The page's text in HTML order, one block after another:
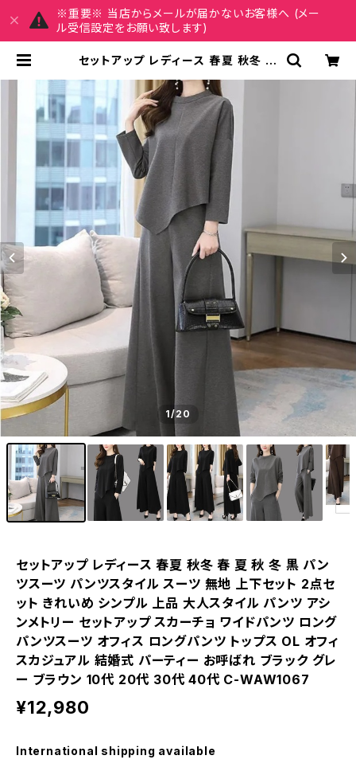
※重要※ 当店からメールが届かないお客様へ (メー
ル受信設定をお願い致します)
セットアップ レディース 春夏 秋冬 春
イル スーツ 無地 上下セット 2点セッ
ト きれいめ シンプル 上品 大人スタイ
ル パンツ アシンメトリー セットアッ
プ スカーチョ ワイドパンツ ロング パ
ンツスーツ オフィス ロングパンツ ト
ップス OL オフィスカジュアル 結婚式
パーティー お呼ばれ ブラック グレー
ブラウン 10代 20代 30代 40代 C-
WAW1067 | REIRSE レイルセ 20
代,30代,40代 レディースファッショ
ン 通販
1/20
セットアップ レディース 春夏 秋冬 春 夏 秋 冬 黒 パン
ツスーツ パンツスタイル スーツ 無地 上下セット 2点セ
ット きれいめ シンプル 上品 大人スタイル パンツ アシ
ンメトリー セットアップ スカーチョ ワイドパンツ ロング
パンツスーツ オフィス ロングパンツ トップス OL オフィ
スカジュアル 結婚式 パーティー お呼ばれ ブラック グレ
ー ブラウン 10代 20代 30代 40代 C-WAW1067
¥12,980
International shipping available